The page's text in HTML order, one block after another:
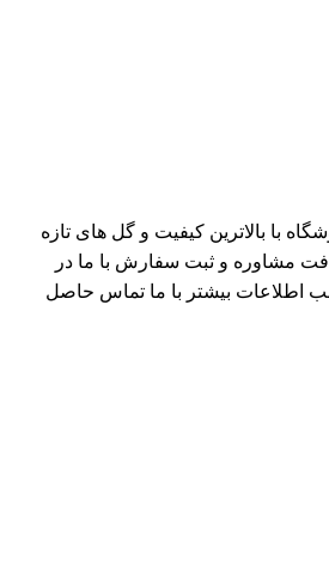
با بالاترین کیفیت و گل های تازه
مشاوره و ثبت سفارش با ما در
اطلاعات بیشتر با ما تماس حاصل